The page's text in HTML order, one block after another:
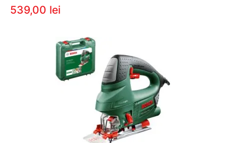
539,00 lei